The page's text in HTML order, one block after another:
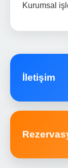
Kurumsal
İletişim